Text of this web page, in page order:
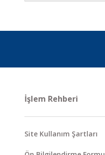
İşlem Rehberi
Site Kullanım Şartları